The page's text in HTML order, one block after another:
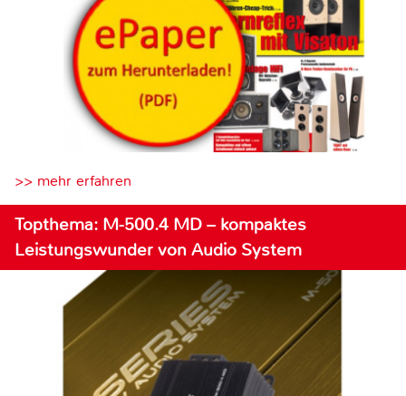
>> mehr erfahren
Topthema: M-500.4 MD – kompaktes
Leistungswunder von Audio System